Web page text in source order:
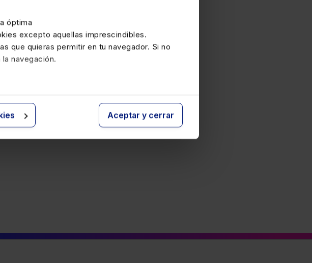
óptima
excepto aquellas imprescindibles.
que quieras permitir en tu navegador. Si no
navegación.
Aceptar y cerrar
Incluye el servicio “Extras Mementos”,
si un número marginal ha sido
con las novedades.